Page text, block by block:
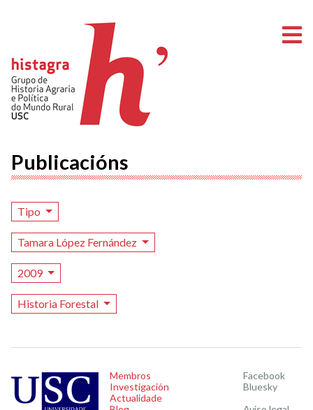
Publicacións
Tipo
Tamara López Fernández
2009
Historia Forestal
Membros
Investigación
Actualidade
Facebook
Bluesky